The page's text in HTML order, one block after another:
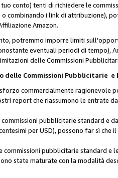
conto) tenti di richiedere le
combinando i link di attribuzione),
Amazon.
potremmo imporre limiti
eventuali periodi di tempo),
delle Commissioni
delle Commissioni Pubblicitarie e
commercialmente ragionevole
report che riassumono le entrate
commissioni pubblicitarie standard e
per USD), possono far sì
commissioni pubblicitarie standard e
state maturate con la modalità